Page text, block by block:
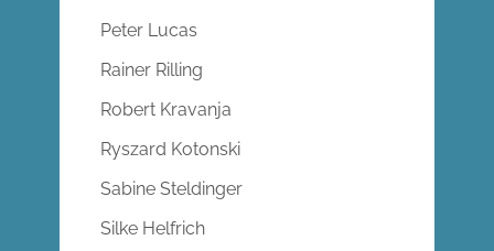
Peter Lucas
Rainer Rilling
Robert Kravanja
Ryszard Kotonski
Sabine Steldinger
Silke Helfrich